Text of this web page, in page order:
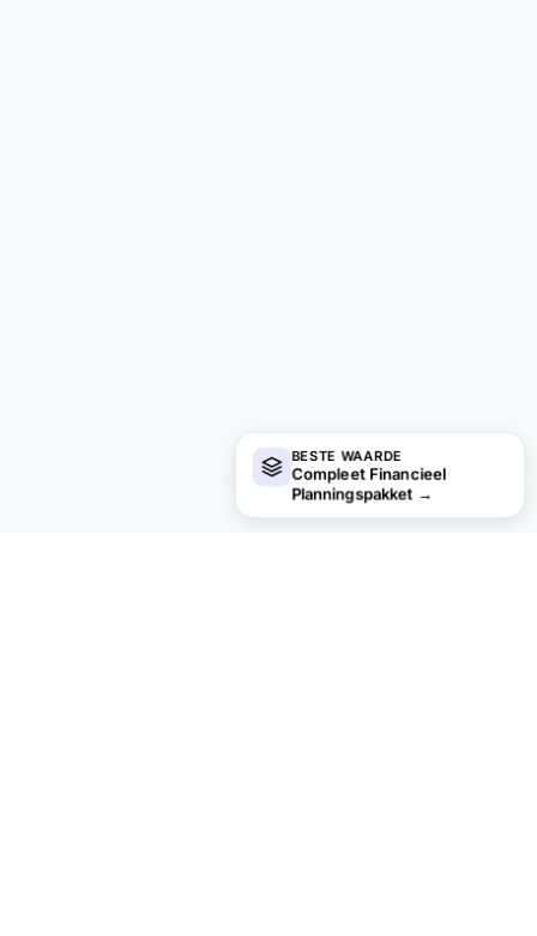
BESTE WAARDE
Compleet Financieel
Planningspakket →